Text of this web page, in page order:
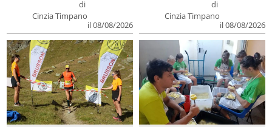
di
Cinzia Timpano
il 08/08/2026
di
Cinzia Timpano
il 08/08/2026